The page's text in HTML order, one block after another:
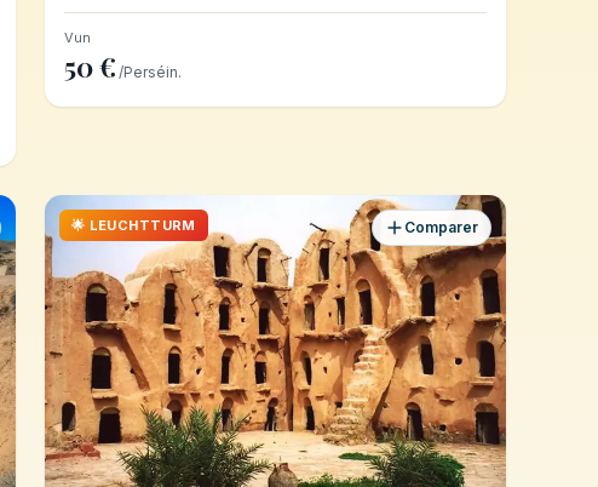
Vun
50 € /Perséin.
🌟 LEUCHTTURM Comparer